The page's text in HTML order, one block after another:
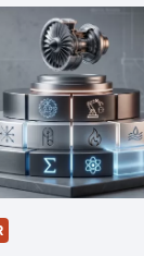
REHBERI:
THY,
SAVUNMA
SANAYII
VE
YURTDIŞI
KATSAYILARI